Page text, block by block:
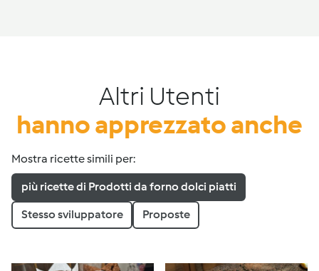
Altri Utenti
hanno apprezzato anche
Mostra ricette simili per:
più ricette di Prodotti da forno dolci piatti
Stesso sviluppatore Proposte